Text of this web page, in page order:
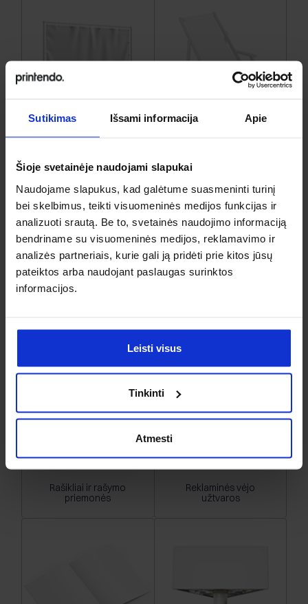
Sutikimas Išsami informacija Apie
Šioje svetainėje naudojami slapukai
Naudojame slapukus, kad galėtume suasmeninti turinį
bei skelbimus, teikti visuomeninės medijos funkcijas ir
analizuoti srautą. Be to, svetainės naudojimo informaciją
bendriname su visuomeninės medijos, reklamavimo ir
analizės partneriais, kurie gali ją pridėti prie kitos jūsų
pateiktos arba naudojant paslaugas surinktos
informacijos.
Leisti visus
Tinkinti
Atmesti
Rašikliai ir rašymo
priemonės
Reklaminės vėjo
užtvaros